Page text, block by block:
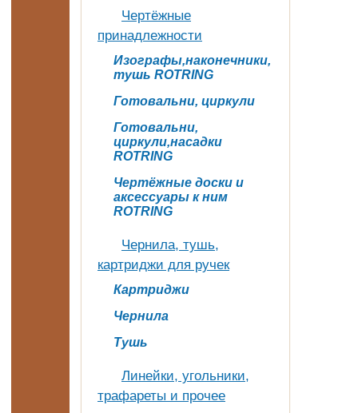
Чертёжные
принадлежности
Изографы,наконечники,
тушь ROTRING
Готовальни, циркули
Готовальни,
циркули,насадки
ROTRING
Чертёжные доски и
аксессуары к ним
ROTRING
Чернила, тушь,
картриджи для ручек
Картриджи
Чернила
Тушь
Линейки, угольники,
трафареты и прочее